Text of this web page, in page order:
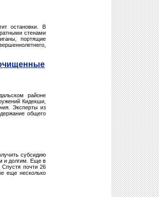
остановки. В
стенами
портящие
районе
Кидекши,
Эксперты из
общего
субсидию
и долгим. Еще в
почти 26
еще несколько